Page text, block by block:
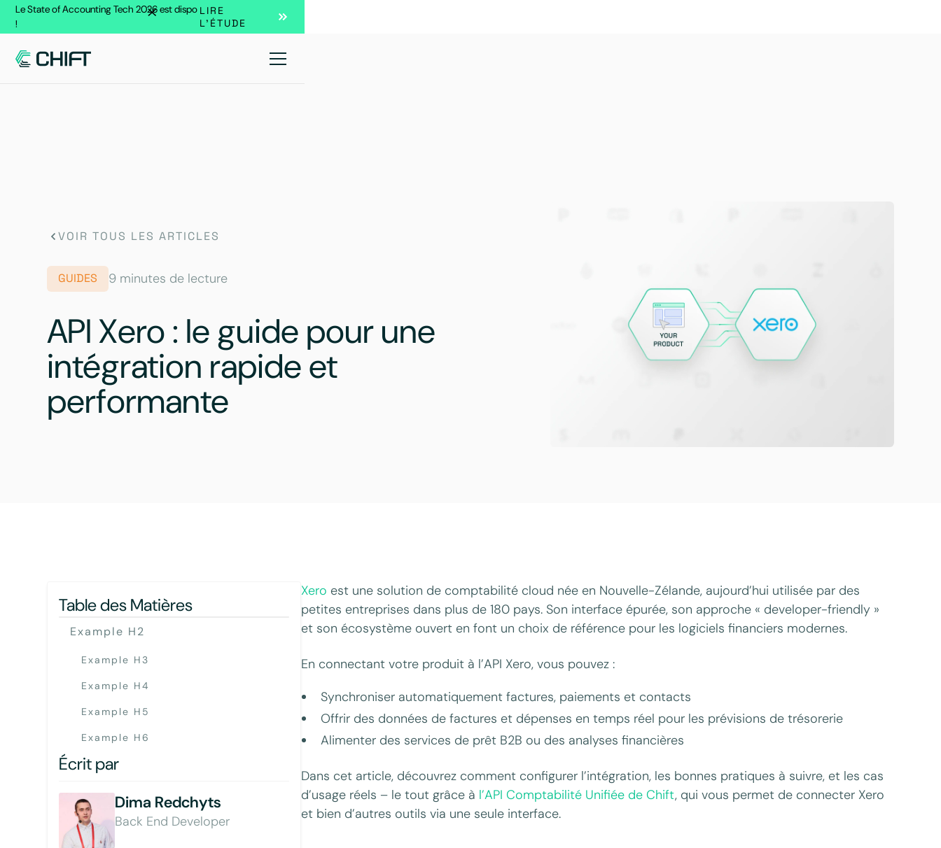
Le State of Accounting Tech 2026 est dispo
!
LIRE
L'ÉTUDE
VOIR TOUS LES ARTICLES
GUIDES 9 minutes de lecture
API Xero : le guide pour une
intégration rapide et
performante
Table des Matières
Example H2
Example H3
Example H4
Example H5
Example H6
Écrit par
Dima Redchyts
Back End Developer
Xero est une solution de comptabilité cloud née en Nouvelle-Zélande, aujourd’hui utilisée par des
petites entreprises dans plus de 180 pays. Son interface épurée, son approche « developer-friendly »
et son écosystème ouvert en font un choix de référence pour les logiciels financiers modernes.
En connectant votre produit à l’API Xero, vous pouvez :
Synchroniser automatiquement factures, paiements et contacts
Offrir des données de factures et dépenses en temps réel pour les prévisions de trésorerie
Alimenter des services de prêt B2B ou des analyses financières
Dans cet article, découvrez comment configurer l’intégration, les bonnes pratiques à suivre, et les cas
d’usage réels – le tout grâce à l’API Comptabilité Unifiée de Chift, qui vous permet de connecter Xero
et bien d’autres outils via une seule interface.